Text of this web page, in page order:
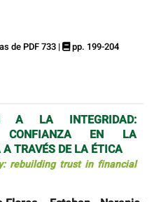
de PDF 733 | pp. 199-204
A LA INTEGRIDAD:
CONFIANZA EN LA
TRAVÉS DE LA ÉTICA
rebuilding trust in financial